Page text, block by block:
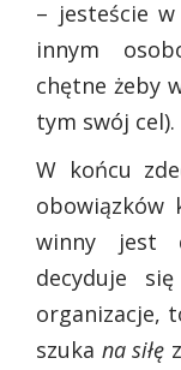
– jesteście
innym
chętne żeby
tym swój cel).
W końcu
obowiązków
winny jest
decyduje
organizacje,
szuka na siłę